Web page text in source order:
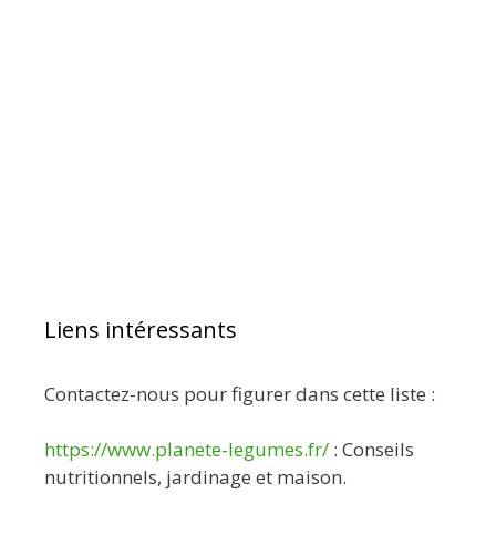
Liens intéressants
Contactez-nous pour figurer dans cette liste :
https://www.planete-legumes.fr/ : Conseils
nutritionnels, jardinage et maison.